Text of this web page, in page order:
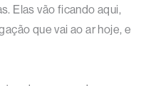
Elas vão ficando aqui,
que vai ao ar hoje, e